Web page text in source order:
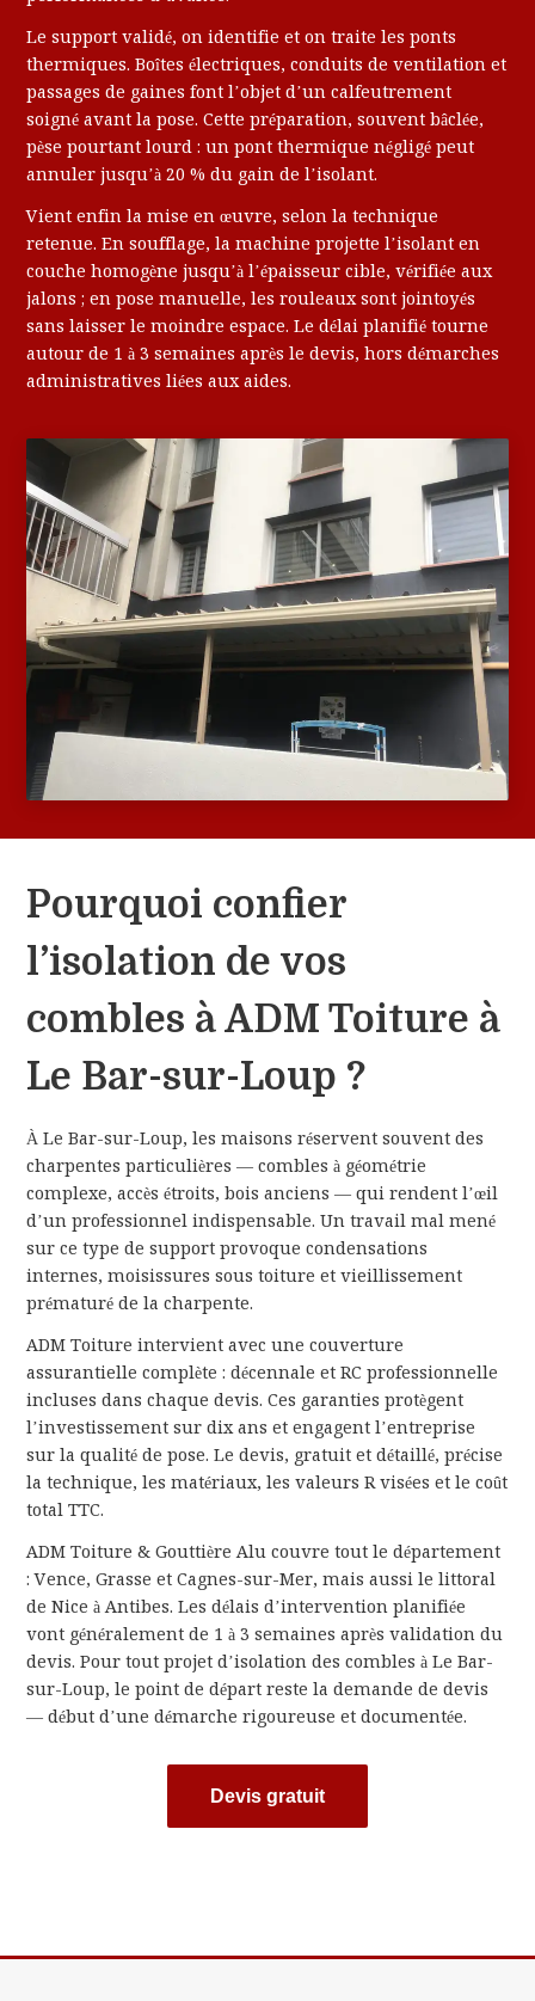
Le support validé, on identifie et on traite les ponts
thermiques. Boîtes électriques, conduits de ventilation et
passages de gaines font l’objet d’un calfeutrement
soigné avant la pose. Cette préparation, souvent bâclée,
pèse pourtant lourd : un pont thermique négligé peut
annuler jusqu’à 20 % du gain de l’isolant.
Vient enfin la mise en œuvre, selon la technique
retenue. En soufflage, la machine projette l’isolant en
couche homogène jusqu’à l’épaisseur cible, vérifiée aux
jalons ; en pose manuelle, les rouleaux sont jointoyés
sans laisser le moindre espace. Le délai planifié tourne
autour de 1 à 3 semaines après le devis, hors démarches
administratives liées aux aides.
Pourquoi confier
l’isolation de vos
combles à ADM Toiture à
Le Bar-sur-Loup ?
À Le Bar-sur-Loup, les maisons réservent souvent des
charpentes particulières — combles à géométrie
complexe, accès étroits, bois anciens — qui rendent l’œil
d’un professionnel indispensable. Un travail mal mené
sur ce type de support provoque condensations
internes, moisissures sous toiture et vieillissement
prématuré de la charpente.
ADM Toiture intervient avec une couverture
assurantielle complète : décennale et RC professionnelle
incluses dans chaque devis. Ces garanties protègent
l’investissement sur dix ans et engagent l’entreprise
sur la qualité de pose. Le devis, gratuit et détaillé, précise
la technique, les matériaux, les valeurs R visées et le coût
total TTC.
ADM Toiture & Gouttière Alu couvre tout le département
: Vence, Grasse et Cagnes-sur-Mer, mais aussi le littoral
de Nice à Antibes. Les délais d’intervention planifiée
vont généralement de 1 à 3 semaines après validation du
devis. Pour tout projet d’isolation des combles à Le Bar-
sur-Loup, le point de départ reste la demande de devis
— début d’une démarche rigoureuse et documentée.
Devis gratuit